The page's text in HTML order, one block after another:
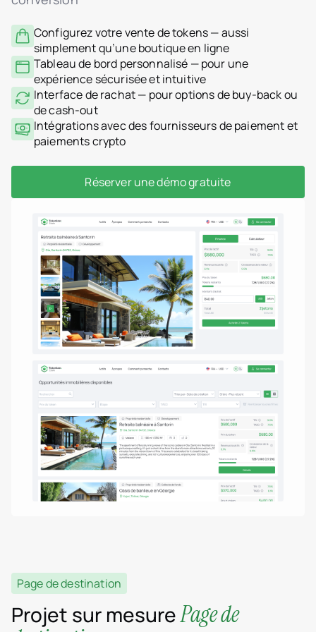
Configurez votre vente de tokens — aussi
simplement qu’une boutique en ligne
Tableau de bord personnalisé — pour une
expérience sécurisée et intuitive
Interface de rachat — pour options de buy-back ou
de cash-out
Intégrations avec des fournisseurs de paiement et
paiements crypto
Réserver une démo gratuite
Page de destination
Projet sur mesurePage de